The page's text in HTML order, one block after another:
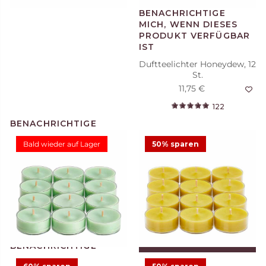
Duftwachsglas Escential
Honeydew
11,23 €
24,95 € Angebot
22
Duftteelichter Honeydew, 12
St.
11,75 €
122
Bald wieder auf Lager 50% sparen